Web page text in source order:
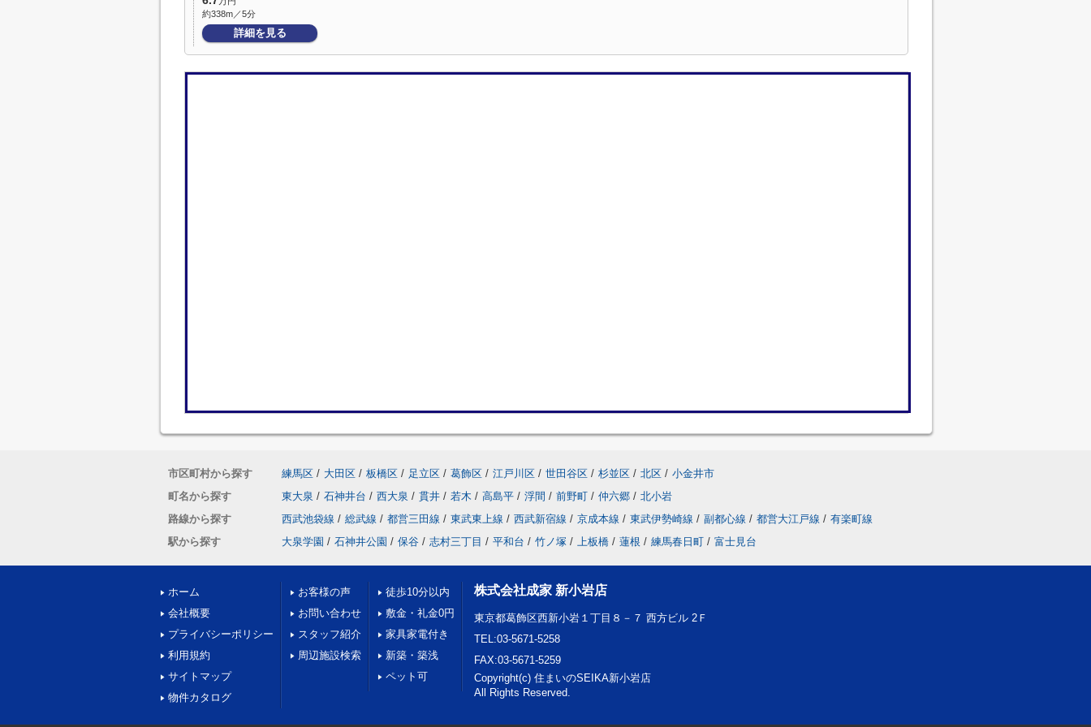
約338m／5分
詳細を見る
市区町村から探す 練馬区 / 大田区 / 板橋区 / 足立区 / 葛飾区 / 江戸川区 / 世田谷区 / 杉並区 / 北区 / 小金井市
町名から探す
東大泉 / 石神井台 / 西大泉 / 貫井 / 若木 / 高島平 / 浮間 / 前野町 / 仲六郷 / 北小岩
路線から探す
西武池袋線 / 総武線 / 都営三田線 / 東武東上線 / 西武新宿線 / 京成本線 / 東武伊勢崎線 / 副都心線 / 都営大江戸線 / 有楽町線
駅から探す
大泉学園 / 石神井公園 / 保谷 / 志村三丁目 / 平和台 / 竹ノ塚 / 上板橋 / 蓮根 / 練馬春日町 / 富士見台
ホーム
会社概要
プライバシーポリシー
利用規約
サイトマップ
物件カタログ
お客様の声
お問い合わせ
スタッフ紹介
周辺施設検索
徒歩10分以内
敷金・礼金0円
家具家電付き
新築・築浅
ペット可
株式会社成家 新小岩店
東京都葛飾区西新小岩１丁目８－７ 西方ビル 2Ｆ
TEL:03-5671-5258
FAX:03-5671-5259
Copyright(c) 住まいのSEIKA新小岩店
All Rights Reserved.